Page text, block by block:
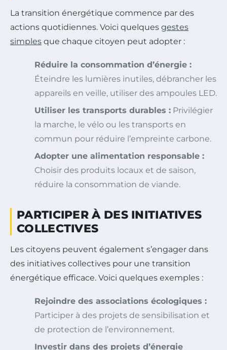
La transition énergétique commence par des
actions quotidiennes. Voici quelques gestes
simples que chaque citoyen peut adopter :
Réduire la consommation d’énergie :
Éteindre les lumières inutiles, débrancher les
appareils en veille, utiliser des ampoules LED.
Utiliser les transports durables : Privilégier
la marche, le vélo ou les transports en
commun pour réduire l’empreinte carbone.
Adopter une alimentation responsable :
Choisir des produits locaux et de saison,
réduire la consommation de viande.
PARTICIPER À DES INITIATIVES
COLLECTIVES
Les citoyens peuvent également s’engager dans
des initiatives collectives pour une transition
énergétique efficace. Voici quelques exemples :
Rejoindre des associations écologiques :
Participer à des projets de sensibilisation et
de protection de l’environnement.
Investir dans des projets d’énergie